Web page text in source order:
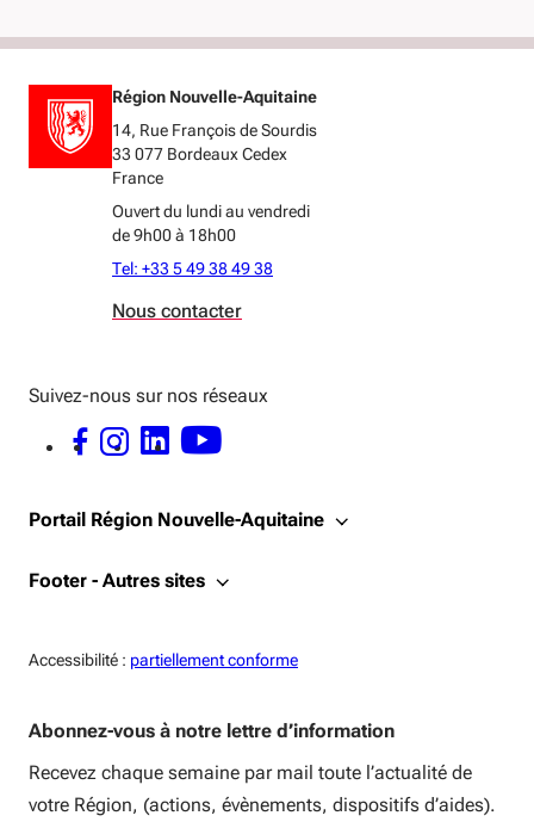
Région Nouvelle-Aquitaine
14, Rue François de Sourdis
33 077 Bordeaux Cedex
France
Ouvert du lundi au vendredi
de 9h00 à 18h00
Tel: +33 5 49 38 49 38
Nous contacter
Suivez-nous sur nos réseaux
FACEBOOK - OUVERTURE DANS UNE NOUVELLE FENÊTRE
INSTAGRAM - OUVERTURE DANS UNE NOUVELLE FENÊTRE
LINKEDIN - OUVERTURE DANS UNE NOUVELLE FENÊTRE
YOUTUBE - OUVERTURE DANS UNE NOUVELLE FENÊTRE
Portail Région Nouvelle-Aquitaine
Footer - Autres sites
Accessibilité : Accessiblité:
partiellement conforme
Abonnez-vous à notre lettre d’information
Recevez chaque semaine par mail toute l’actualité de
votre Région, (actions, évènements, dispositifs d’aides).